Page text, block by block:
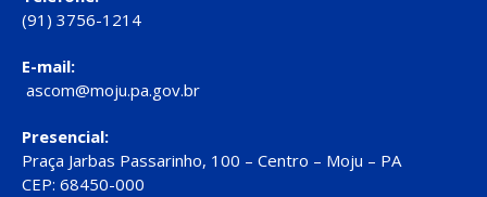
(91) 3756-1214
E-mail:
ascom@moju.pa.gov.br
Presencial:
Praça Jarbas Passarinho, 100 – Centro – Moju – PA
CEP: 68450-000